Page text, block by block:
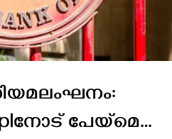
പേയ്‌മെന്റ്